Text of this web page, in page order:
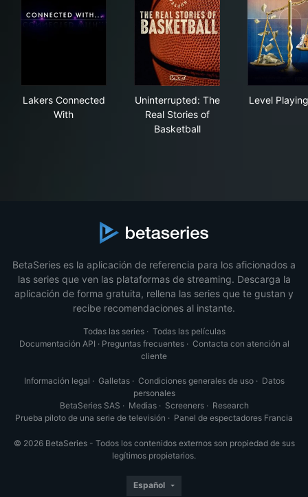
Lakers Connected
With
Uninterrupted: The
Real Stories of
Basketball
Level
BetaSeries es la aplicación de referencia para los aficionados a
las series que ven las plataformas de streaming. Descarga la
aplicación de forma gratuita, rellena las series que te gustan y
recibe recomendaciones al instante.
Todas las series· Todas las películas
Documentación API · Preguntas frecuentes· Contacta con atención al
cliente
Información legal · Galletas· Condiciones generales de uso· Datos
personales
BetaSeries SAS · Medias· Screeners· Research
Prueba piloto de una serie de televisión · Panel de espectadores Francia
© 2026 BetaSeries - Todos los contenidos externos son propiedad de sus
legítimos propietarios.
Español